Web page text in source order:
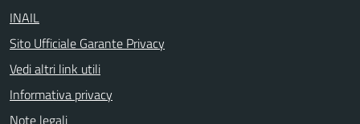
INAIL
Sito Ufficiale Garante Privacy
Vedi altri link utili
Informativa privacy
Note legali